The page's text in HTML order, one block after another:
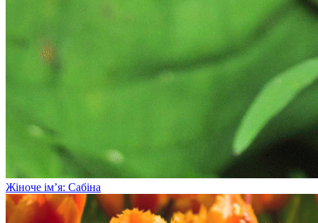
Жіноче ім’я: Сабіна